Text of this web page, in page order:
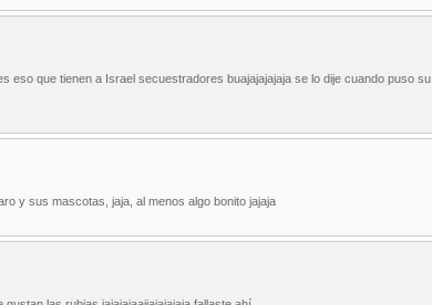
eso que tienen a Israel secuestradores buajajajajaja se lo dije cuando puso su
y sus mascotas, jaja, al menos algo bonito jajaja